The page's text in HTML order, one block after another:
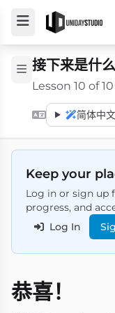
接下来是什么
Lesson 10 of 10
简体中
Keep your
Log in or sign up
progress, and
Log In
恭喜！